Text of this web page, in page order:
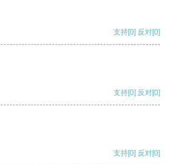
支持[0] 反对[0]
支持[0] 反对[0]
支持[0] 反对[0]